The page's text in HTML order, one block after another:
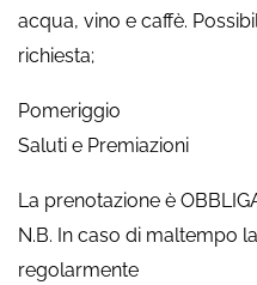
acqua, vino e caffè.
richiesta;
Pomeriggio
Saluti e Premiazioni
La prenotazione è
N.B. In caso di maltempo
regolarmente